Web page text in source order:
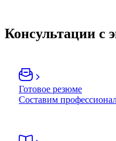
Консультации с
Готовое резюме
Составим